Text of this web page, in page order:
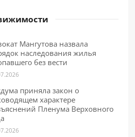
Мангутова назвала
наследования жилья
без вести
приняла закон о
характере
Пленума Верховного